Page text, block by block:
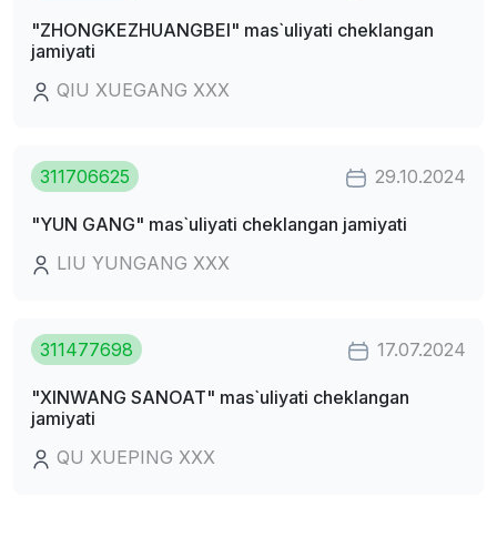
"ZHONGKEZHUANGBEI" mas`uliyati cheklangan
jamiyati
QIU XUEGANG XXX
311706625 29.10.2024
"YUN GANG" mas`uliyati cheklangan jamiyati
LIU YUNGANG XXX
311477698 17.07.2024
"XINWANG SANOAT" mas`uliyati cheklangan
jamiyati
QU XUEPING XXX